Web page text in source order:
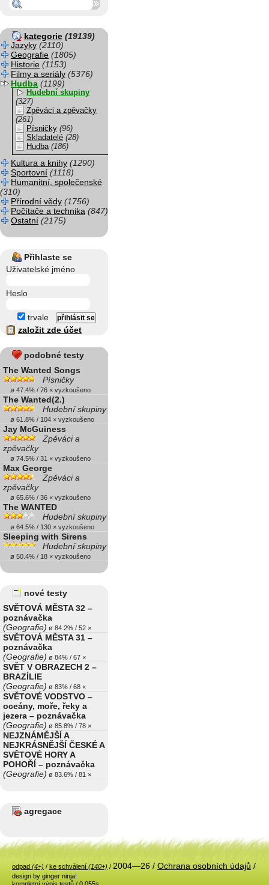
kategorie (19139)
Jazyky (2110)
Geografie (1805)
Historie (1153)
Filmy a seriály (5376)
Hudba (1199)
Hudební skupiny
(327)
Zpěváci a zpěvačky
(261)
Písničky (96)
Skladatelé (28)
Hudba (186)
Kultura a knihy (1290)
Sportovní (1118)
Humanitní, společenské
(310)
Přírodní vědy (1756)
Počítače a technika (847)
Ostatní (2175)
Přihlaste se
Uživatelské jméno
Heslo
trvale
založit zde účet
podobné testy
The Wanted Songs
Písničky
ø 47.4% / 76 × vyzkoušeno
The Wanted(2.)
Hudební skupiny
ø 61.8% / 104 × vyzkoušeno
Jay McGuiness
Zpěváci a
zpěvačky
ø 74.5% / 31 × vyzkoušeno
Max George
Zpěváci a
zpěvačky
ø 65.6% / 36 × vyzkoušeno
The WANTED
Hudební skupiny
ø 64.5% / 130 × vyzkoušeno
Sleeping with Sirens
Hudební skupiny
ø 50.4% / 18 × vyzkoušeno
nové testy
SVĚTOVÁ MĚSTA 32 –
poznávačka
(Geografie) ø 84.2% / 52 ×
SVĚTOVÁ MĚSTA 31 –
poznávačka
(Geografie) ø 84% / 67 ×
SVĚT V OBRAZECH 2 –
BRAZÍLIE
(Geografie) ø 83% / 68 ×
SVĚTOVÉ VODSTVO –
oceány, moře, řeky a
jezera – poznávačka
(Geografie) ø 85.8% / 78 ×
NEJZNÁMĚJŠÍ A
NEJKRÁSNĚJŠÍ ČESKÉ A
SVĚTOVÉ HORY A
POHOŘÍ – poznávačka
(Geografie) ø 83.6% / 81 ×
agregace
odpad (4+) / ke schválení (140+) / 2004—26 / Ochrana osobních údajů /
design by ginger ninja!